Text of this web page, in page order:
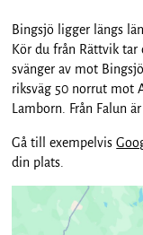
Bingsjö ligger längs
Kör du från Rättvik tar
svänger av mot
riksväg 50 norrut mot
Lamborn. Från Falun
Gå till exempelvis
din plats.